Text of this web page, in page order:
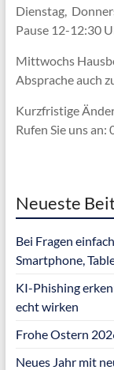
Dienstag,
Pause 12-12:30
Mittwochs
Abspracheauch
Kurzfristige
Rufen Sie uns
Neueste
Bei Fragen
Smartphone,
KI-Phishing
echt wirken
Frohe Ostern
Neues Jahr mit